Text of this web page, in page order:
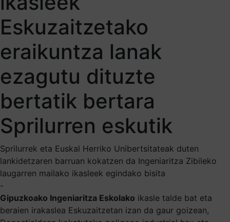
Eskuzaitzetako
eraikuntza lanak
ezagutu dituzte
bertatik bertara
Sprilurren eskutik
Sprilurrek eta Euskal Herriko Unibertsitateak duten
lankidetzaren barruan kokatzen da Ingeniaritza Zibileko
laugarren mailako ikasleek egindako bisita
-
Gipuzkoako Ingeniaritza Eskolako ikasle talde bat eta
beraien irakaslea Eskuzaitzetan izan da gaur goizean,